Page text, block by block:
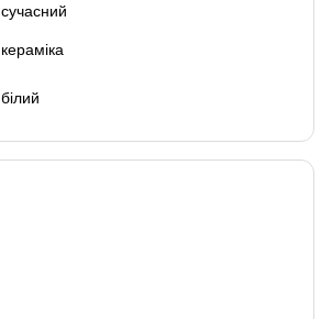
сучасний
кераміка
білий